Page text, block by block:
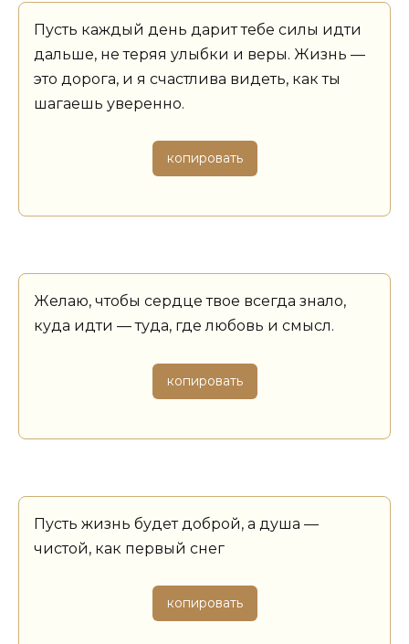
Пусть каждый день дарит тебе силы идти
дальше, не теряя улыбки и веры. Жизнь —
это дорога, и я счастлива видеть, как ты
шагаешь уверенно.
копировать
Желаю, чтобы сердце твое всегда знало,
куда идти — туда, где любовь и смысл.
копировать
Пусть жизнь будет доброй, а душа —
чистой, как первый снег
копировать